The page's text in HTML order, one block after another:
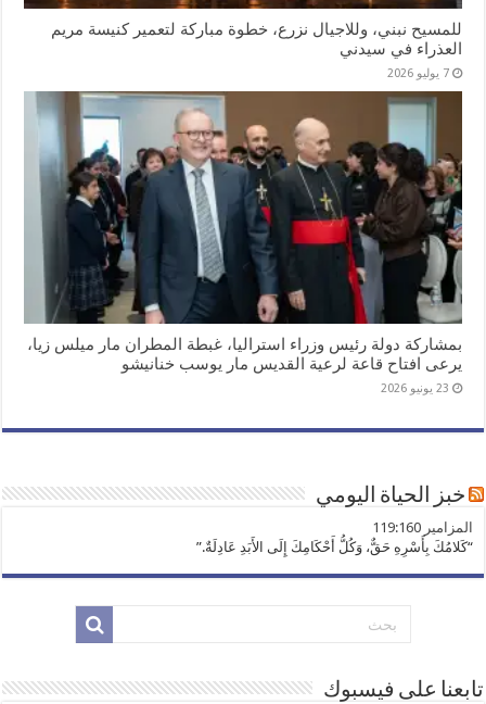
للمسيح نبني، وللاجيال نزرع، خطوة مباركة لتعمير كنيسة مريم
العذراء في سيدني
7 يوليو 2026
بمشاركة دولة رئيس وزراء استراليا، غبطة المطران مار ميلس زيا،
يرعى افتاح قاعة لرعية القديس مار يوسب خنانيشو
23 يونيو 2026
خبز الحياة اليومي
ﺍﻟﻤﺰﺍﻣﻴﺮ 119:160
“كَلامُكَ بِأَسْرِهِ حَقٌّ، وَكُلُّ أَحْكَامِكَ إِلَى الأَبَدِ عَادِلَةٌ.”
تابعنا على فيسبوك